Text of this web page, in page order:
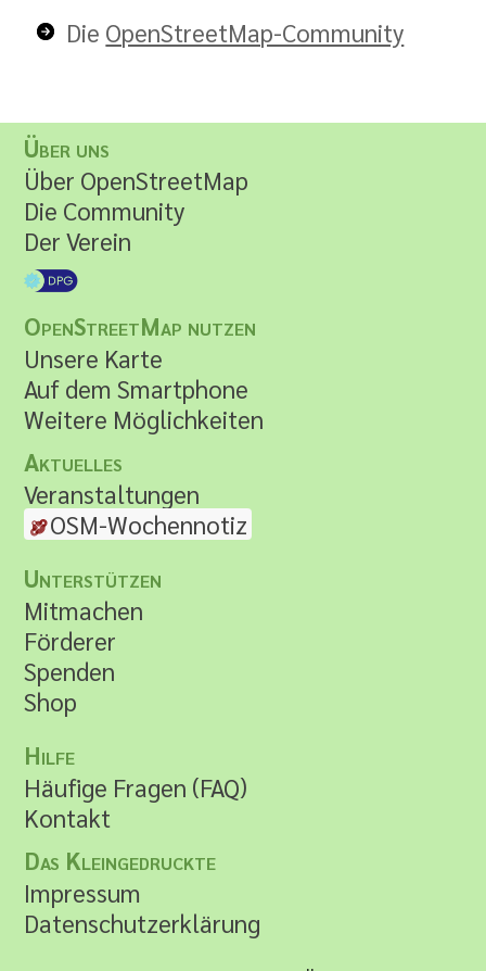
Die OpenStreetMap-Community
Über uns
Über OpenStreetMap
Die Community
Der Verein
OpenStreetMap nutzen
Unsere Karte
Auf dem Smartphone
Weitere Möglichkeiten
Aktuelles
Veranstaltungen
OSM-Wochennotiz
Unterstützen
Mitmachen
Förderer
Spenden
Shop
Hilfe
Häufige Fragen (FAQ)
Kontakt
Das Kleingedruckte
Impressum
Datenschutzerklärung